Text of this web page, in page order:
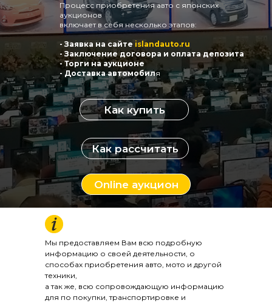
Как купить
Online аукцион
Как рассчитать
Процесс приобретения авто с японских
аукционов
включает в себя несколько этапов:
- Заявка на сайте islandauto.ru
- Заключение договора и оплата депозита
- Торги на аукционе
- Доставка автомобиля
Мы предоставляем Вам всю подробную
информацию о своей деятельности, о
способах приобретения авто, мото и другой
техники,
а так же, всю сопровождающую информацию
для по покупки, транспортировке и